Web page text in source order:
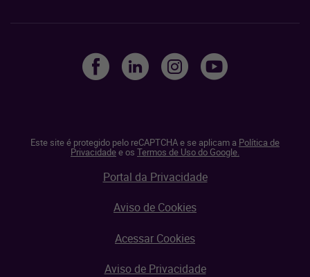
Este site é protegido pelo reCAPTCHA e se aplicam a Política de
Privacidadee os Termos de Uso do Google.
Portal da Privacidade
Aviso de Cookies
Acessar Cookies
Aviso de Privacidade